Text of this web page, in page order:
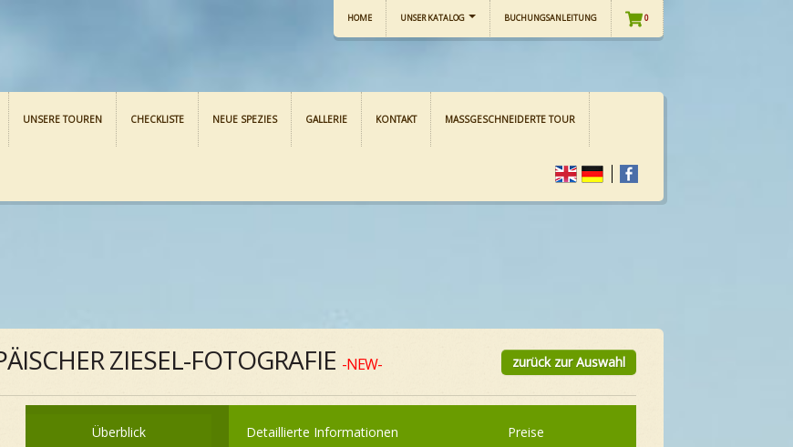
HOME UNSER KATALOG BUCHUNGSANLEITUNG 0
UNSERE TOUREN CHECKLISTE NEUE SPEZIES GALLERIE KONTAKT MASSGESCHNEIDERTE TOUR
ZIESEL-FOTOGRAFIE -NEW- zurück zur Auswahl
Überblick Detaillierte Informationen Preise